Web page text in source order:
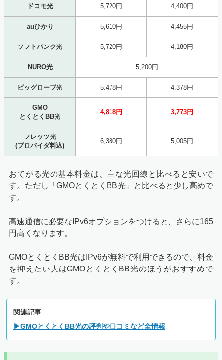
ドコモ光 5,720円 4,400円
auひかり 5,610円 4,455円
ソフトバンク光 5,720円 4,180円
NURO光 5,200円
ビッグローブ光 5,478円 4,378円
GMO
とくとくBB光
4,818円 3,773円
フレッツ光
(プロバイダ料込)
6,380円 5,005円
おてがる光の基本料金は、主な光回線と比べると安いで
す。ただし「GMOとくとくBB光」と比べると少し高めで
す。
高速通信に必要なIPv6オプションをつけると、さらに165
円高くなります。
GMOとくとくBB光はIPv6が無料で利用できるので、料金
を抑えたい人はGMOとくとくBB光のほうがおすすめで
す。
関連記事
▶GMOとくとくBB光の評判や口コミなど全情報